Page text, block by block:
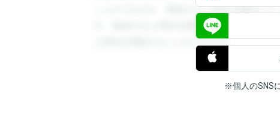
ことができます。登録すると回答を閲覧す
す。登録すると回答を閲覧することができ
と回答を閲覧することができます。
※個人のSNS